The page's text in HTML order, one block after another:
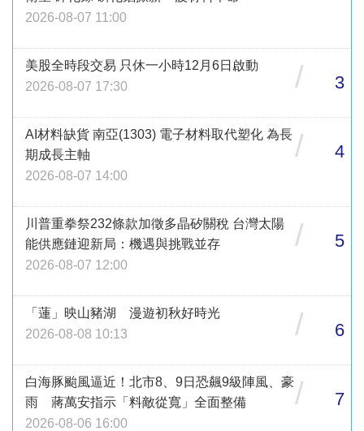
2026-08-07 11:00
美股全時段交易 只休一小時12月6日啟動
2026-08-07 17:30
/ 3
AI材料缺貨 南亞(1303) 電子材料取代塑化 為長
期成長主軸
2026-08-07 14:00
/ 4
川普重拳祭232條款加徵多晶矽關稅 台灣太陽
能供應鏈迎新局：機遇與挑戰並存
2026-08-07 12:00
/ 5
「蓮」映山豬湖 漫遊初秋好時光
2026-08-08 10:13
/ 6
白海豚颱風逼近！北市8、9日恐飆9級陣風、豪
雨 蔣萬安指示「料敵從寬」全面整備
2026-08-06 16:00
/ 7